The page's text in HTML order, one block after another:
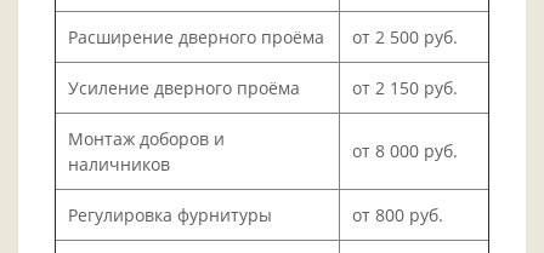
Расширение дверного проёма от 2 500 руб.
Усиление дверного проёма от 2 150 руб.
Монтаж доборов и
наличников
от 8 000 руб.
Регулировка фурнитуры от 800 руб.